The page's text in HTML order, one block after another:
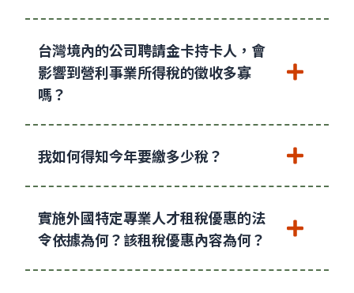
台灣境內的公司聘請金卡持卡人，會
影響到營利事業所得稅的徵收多寡
嗎？
我如何得知今年要繳多少稅？
實施外國特定專業人才租稅優惠的法
令依據為何？該租稅優惠內容為何？